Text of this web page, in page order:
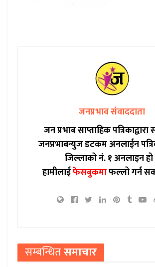
जनप्रभाव संवाददाता
जन प्रभाब साप्ताहिक
जनप्रभाबन्युज डटकम अनलाईन
जिल्लाको नं. १ अनलाइन हो
हामीलाईफेसबुकमाफल्लो गर्न
सम्बन्धितसमाचार